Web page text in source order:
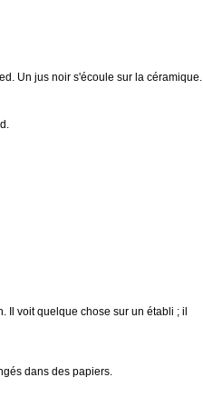
Un jus noir s'écoule sur la céramique.
voit quelque chose sur un établi ; il
dans des papiers.